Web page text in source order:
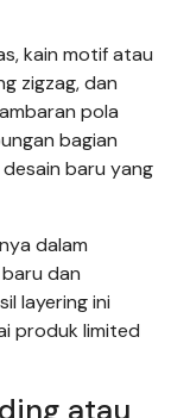
kain motif atau
zigzag, dan
pola
bagian
baru yang
dalam
dan
layering ini
produk limited